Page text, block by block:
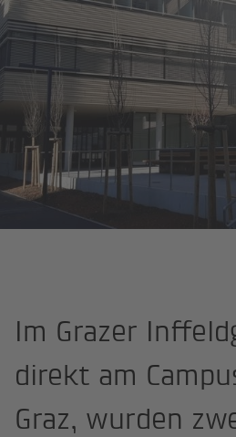
Im Grazer
direkt am
Graz, wurden